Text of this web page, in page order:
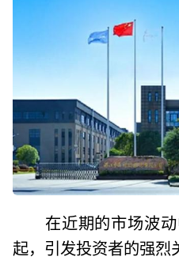
在近期的市场波
起，引发投资者的强烈